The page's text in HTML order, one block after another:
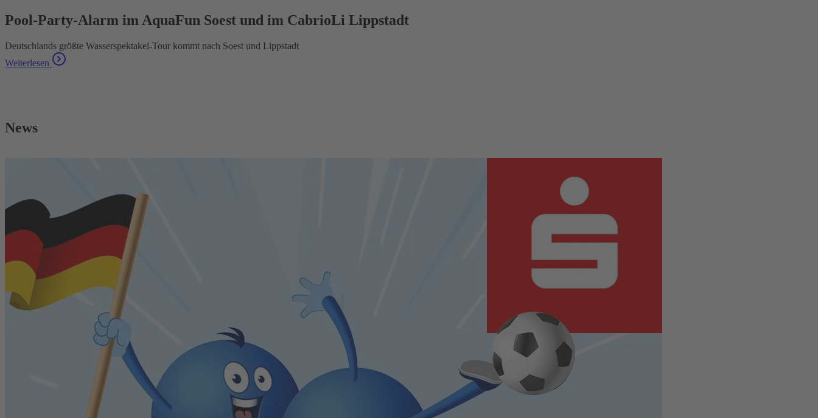
Pool-Party-Alarm im AquaFun Soest und im CabrioLi Lippstadt
Deutschlands größte Wasserspektakel-Tour kommt nach Soest und Lippstadt
Weiterlesen
News